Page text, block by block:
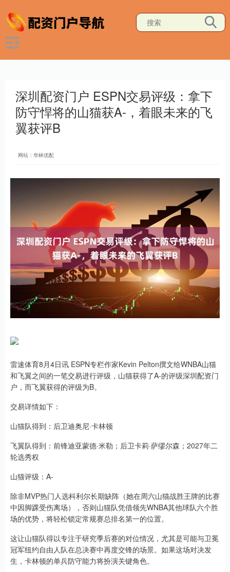
深圳配资门户 ESPN交易评级：拿下
防守悍将的山猫获A-，着眼未来的飞
翼获评B
网站：华林优配
雷速体育8月4日讯 ESPN专栏作家Kevin Pelton撰文给WNBA山猫
和飞翼之间的一笔交易进行评级，山猫获得了A-的评级深圳配资门
户，而飞翼获得的评级为B。
交易详情如下：
山猫队得到：后卫迪奥尼·卡林顿
飞翼队得到：前锋迪亚蒙德·米勒；后卫卡莉·萨缪尔森；2027年二
轮选秀权
山猫评级：A-
除非MVP热门人选科利尔长期缺阵（她在周六山猫战胜王牌的比赛
中因脚踝受伤离场），否则山猫队凭借领先WNBA其他球队六个胜
场的优势，将轻松锁定常规赛总排名第一的位置。
这让山猫队得以专注于研究季后赛的对位情况，尤其是可能与卫冕
冠军纽约自由人队在总决赛中再度交锋的场景。如果这场对决发
生，卡林顿的单兵防守能力将扮演关键角色。